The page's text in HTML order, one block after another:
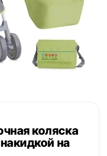
коляска
на